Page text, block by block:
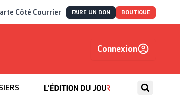
Côté Courrier FAIRE UN DON BOUTIQUE
Connexion